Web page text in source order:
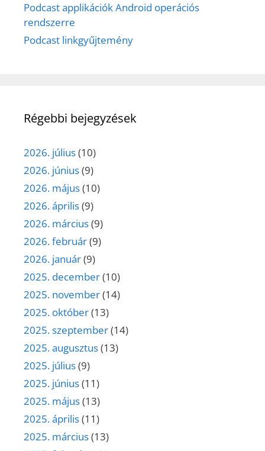
Podcast applikációk Android operációs
rendszerre
Podcast linkgyűjtemény
Régebbi bejegyzések
2026. július(10)
2026. június(9)
2026. május(10)
2026. április(9)
2026. március(9)
2026. február(9)
2026. január(9)
2025. december(10)
2025. november(14)
2025. október(13)
2025. szeptember(14)
2025. augusztus(13)
2025. július(9)
2025. június(11)
2025. május(13)
2025. április(11)
2025. március(13)